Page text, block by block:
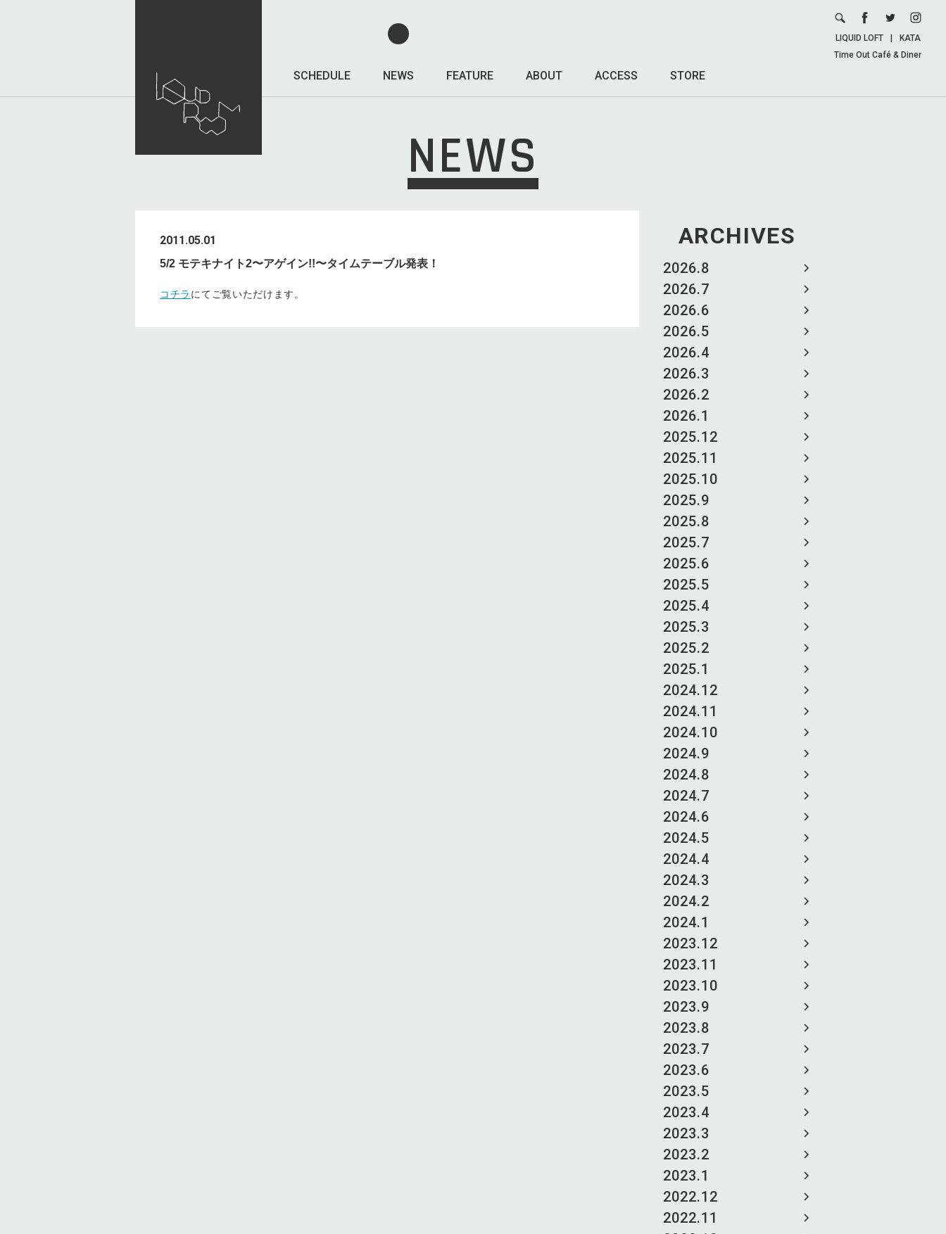
SCHEDULE NEWS FEATURE ABOUT ACCESS STORE
LIQUID LOFT
KATA
Time Out Café & Diner
NEWS
ARCHIVES
2026.8
2026.7
2026.6
2026.5
2026.4
2026.3
2026.2
2026.1
2025.12
2025.11
2025.10
2025.9
2025.8
2025.7
2025.6
2025.5
2025.4
2025.3
2025.2
2025.1
2024.12
2024.11
2024.10
2024.9
2024.8
2024.7
2024.6
2024.5
2024.4
2024.3
2024.2
2024.1
2023.12
2023.11
2023.10
2023.9
2023.8
2023.7
2023.6
2023.5
2023.4
2023.3
2023.2
2023.1
2022.12
2022.11
2011.05.01
5/2 モテキナイト2〜アゲイン!!〜タイムテーブル発表！
コチラ にてご覧いただけます。